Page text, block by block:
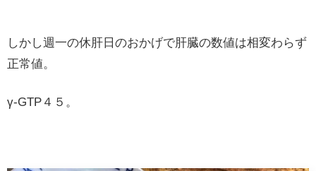
しかし週一の休肝日のおかげで肝臓の数値は相変わらず
正常値。
γ-GTP４５。